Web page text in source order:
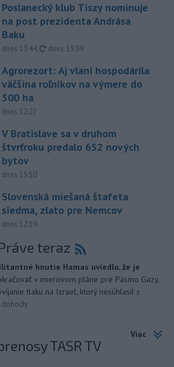
Poslanecký klub Tiszy nominuje
na post prezidenta Andrása
Baku
dnes 13:44, aktualizované
dnes 13:59
Agrorezort: Aj vlani hospodárila
väčšina roľníkov na výmere do
500 ha
dnes 12:27
V Bratislave sa v druhom
štvrťroku predalo 652 nových
bytov
dnes 15:10
Slovenská miešaná štafeta
siedma, zlato pre Nemcov
dnes 12:19
teraz
hnutie Hamas uviedlo, že je
v mierovom pláne pre Pásmo Gazy.
tlaku na Izrael, ktorý nesúhlasil s
Viac
TASR TV